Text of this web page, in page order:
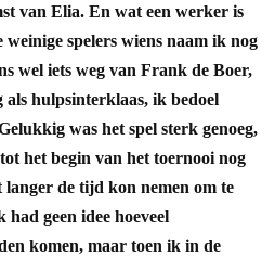
van Elia. En wat een werker is
weinige spelers wiens naam ik nog
wel iets weg van Frank de Boer,
hulpsinterklaas, ik bedoel
was het spel sterk genoeg,
het begin van het toernooi nog
de tijd kon nemen om te
had geen idee hoeveel
komen, maar toen ik in de